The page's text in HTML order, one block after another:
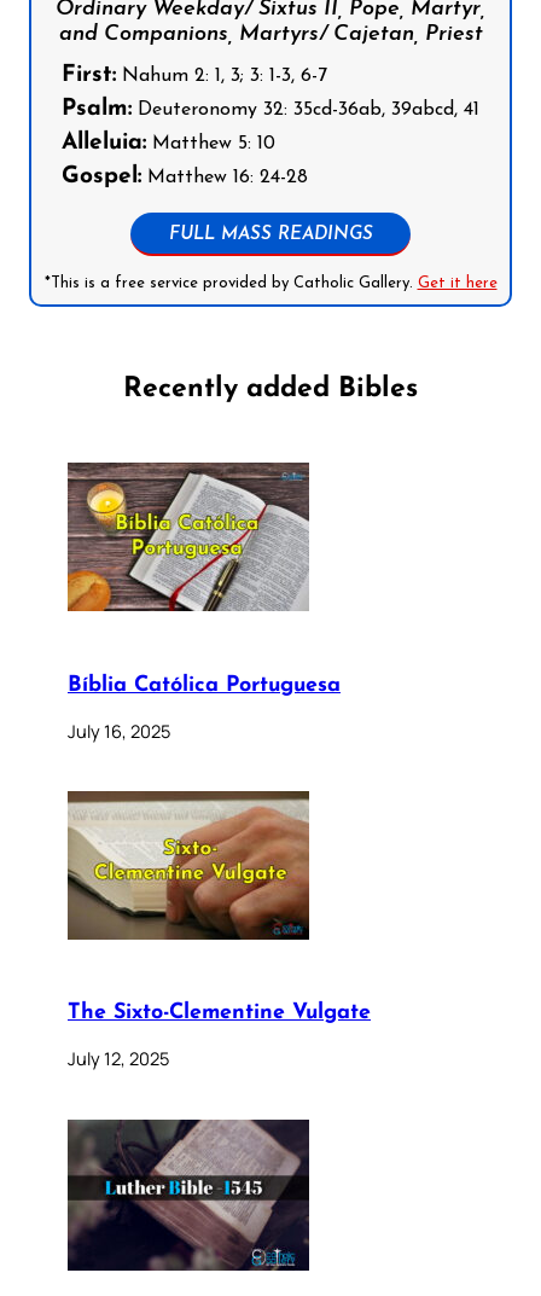
Ordinary Weekday/ Sixtus II, Pope, Martyr,
and Companions, Martyrs/ Cajetan, Priest
First: Nahum 2: 1, 3; 3: 1-3, 6-7
Psalm: Deuteronomy 32: 35cd-36ab, 39abcd, 41
Alleluia: Matthew 5: 10
Gospel: Matthew 16: 24-28
FULL MASS READINGS
*This is a free service provided by Catholic Gallery. Get it here
Recently added Bibles
Bíblia Católica Portuguesa
July 16, 2025
The Sixto-Clementine Vulgate
July 12, 2025